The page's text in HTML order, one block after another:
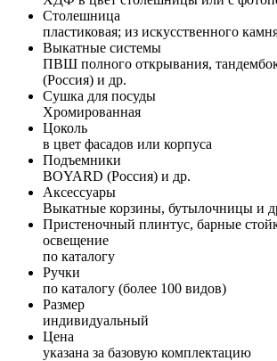
Столешница
пластиковая; из искусственного
Выкатные системы
ПВШ полного открывания,
(Россия) и др.
Сушка для посуды
Хромированная
Цоколь
в цвет фасадов или корпуса
Подъемники
BOYARD (Россия) и др.
Аксессуары
Выкатные корзины, бутылочницы и
Пристеночный плинтус, барные
освещение
по каталогу
Ручки
по каталогу (более 100 видов)
Размер
индивидуальный
Цена
указана за базовую комплектацию